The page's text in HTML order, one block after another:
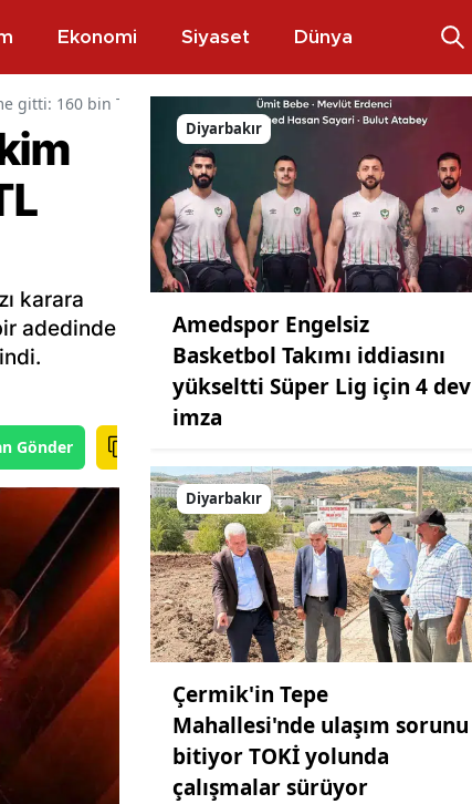
Ekonomi Siyaset Dünya
gitti: 160 bin TL daha az ödeyecek
karara
adedinde
Gönder
Diyarbakır
Amedspor Engelsiz
Basketbol Takımı iddiasını
yükseltti Süper Lig için 4 dev
imza
Diyarbakır
Çermik'in Tepe
Mahallesi'nde ulaşım sorunu
bitiyor TOKİ yolunda
çalışmalar sürüyor